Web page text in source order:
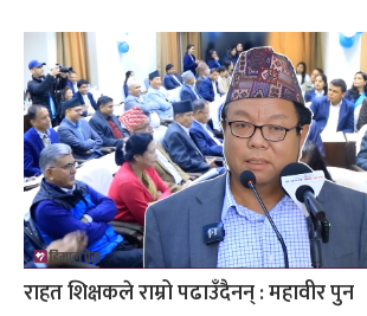
राहत शिक्षकले राम्रो पढाउँदैनन् : महावीर पुन